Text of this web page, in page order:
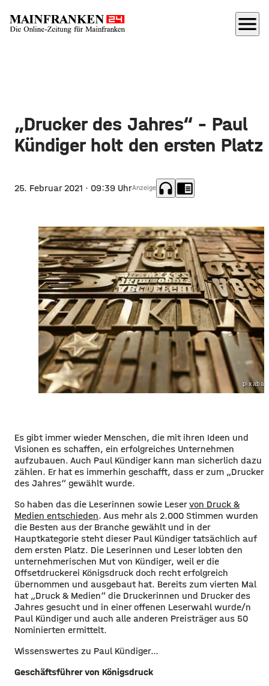
menu
„Drucker des Jahres“ – Paul
Kündiger holt den ersten Platz
25. Februar 2021 · 09:39 UhrAnzeige headphones chrome_reader_mode
Es gibt immer wieder Menschen, die mit ihren Ideen und
Visionen es schaffen, ein erfolgreiches Unternehmen
aufzubauen. Auch Paul Kündiger kann man sicherlich dazu
zählen. Er hat es immerhin geschafft, dass er zum „Drucker
des Jahres“ gewählt wurde.
So haben das die Leserinnen sowie Leservon Druck &
Medien entschieden. Aus mehr als 2.000 Stimmen wurden
die Besten aus der Branche gewählt und in der
Hauptkategorie steht dieser Paul Kündiger tatsächlich auf
dem ersten Platz. Die Leserinnen und Leser lobten den
unternehmerischen Mut von Kündiger, weil er die
Offsetdruckerei Königsdruck doch recht erfolgreich
übernommen und ausgebaut hat. Bereits zum vierten Mal
hat „Druck & Medien“ die Druckerinnen und Drucker des
Jahres gesucht und in einer offenen Leserwahl wurde/n
Paul Kündiger und auch alle anderen Preisträger aus 50
Nominierten ermittelt.
Wissenswertes zu Paul Kündiger…
Geschäftsführer von Königsdruck